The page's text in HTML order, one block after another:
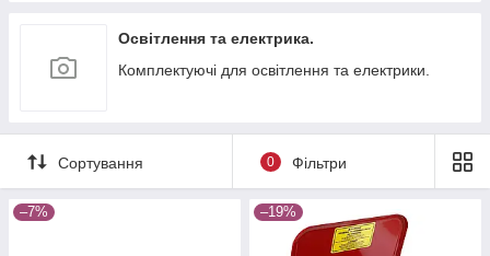
Освітлення та електрика.
Комплектуючі для освітлення та електрики.
Сортування 0 Фільтри
–7% –19%